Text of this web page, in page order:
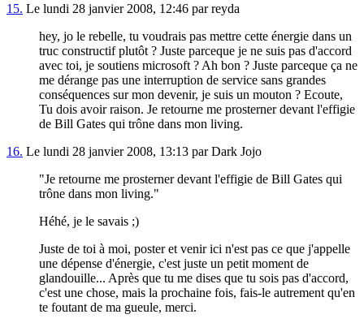
15. Le lundi 28 janvier 2008, 12:46 par reyda
hey, jo le rebelle, tu voudrais pas mettre cette énergie dans un
truc constructif plutôt ? Juste parceque je ne suis pas d'accord
avec toi, je soutiens microsoft ? Ah bon ? Juste parceque ça ne
me dérange pas une interruption de service sans grandes
conséquences sur mon devenir, je suis un mouton ? Ecoute,
Tu dois avoir raison. Je retourne me prosterner devant l'effigie
de Bill Gates qui trône dans mon living.
16. Le lundi 28 janvier 2008, 13:13 par Dark Jojo
"Je retourne me prosterner devant l'effigie de Bill Gates qui
trône dans mon living."
Héhé, je le savais ;)
Juste de toi à moi, poster et venir ici n'est pas ce que j'appelle
une dépense d'énergie, c'est juste un petit moment de
glandouille... Après que tu me dises que tu sois pas d'accord,
c'est une chose, mais la prochaine fois, fais-le autrement qu'en
te foutant de ma gueule, merci.